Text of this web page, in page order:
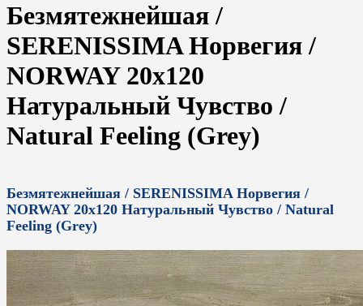
Безмятежнейшая /
SERENISSIMA Норвегия /
NORWAY 20x120
Натуральный Чувство /
Natural Feeling (Grey)
Безмятежнейшая / SERENISSIMA Норвегия /
NORWAY 20x120 Натуральный Чувство / Natural
Feeling (Grey)